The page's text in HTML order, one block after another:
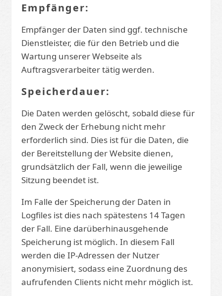
Empfänger:
Empfänger der Daten sind ggf. technische
Dienstleister, die für den Betrieb und die
Wartung unserer Webseite als
Auftragsverarbeiter tätig werden.
Speicherdauer:
Die Daten werden gelöscht, sobald diese für
den Zweck der Erhebung nicht mehr
erforderlich sind. Dies ist für die Daten, die
der Bereitstellung der Website dienen,
grundsätzlich der Fall, wenn die jeweilige
Sitzung beendet ist.
Im Falle der Speicherung der Daten in
Logfiles ist dies nach spätestens 14 Tagen
der Fall. Eine darüberhinausgehende
Speicherung ist möglich. In diesem Fall
werden die IP-Adressen der Nutzer
anonymisiert, sodass eine Zuordnung des
aufrufenden Clients nicht mehr möglich ist.